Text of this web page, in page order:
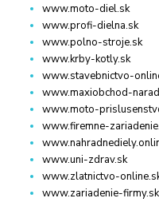
www.moto-diel.sk
www.profi-dielna.sk
www.polno-stroje.sk
www.krby-kotly.sk
www.stavebnictvo-
www.maxiobchod-
www.moto-
www.firemne-
www.uni-zdrav.sk
www.zlatnictvo-
www.zariadenie-firmy.sk